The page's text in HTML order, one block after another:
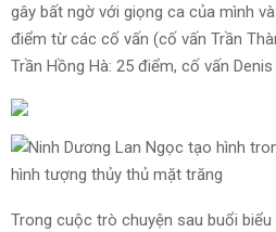
gây bất ngờ với giọng ca của mình
điểm từ các cố vấn (cố vấn Trần
Trần Hồng Hà: 25 điểm, cố vấn
Trong cuộc trò chuyện sau buổi